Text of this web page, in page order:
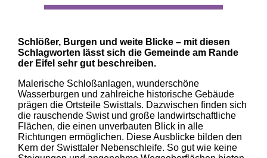
Schlößer, Burgen und weite Blicke – mit diesen
Schlagworten lässt sich die Gemeinde am Rande
der Eifel sehr gut beschreiben.
Malerische Schloßanlagen, wunderschöne
Wasserburgen und zahlreiche historische Gebäude
prägen die Ortsteile Swisttals. Dazwischen finden sich
die rauschende Swist und große landwirtschaftliche
Flächen, die einen unverbauten Blick in alle
Richtungen ermöglichen. Diese Ausblicke bilden den
Kern der Swisttaler Nebenschleife. So gut wie keine